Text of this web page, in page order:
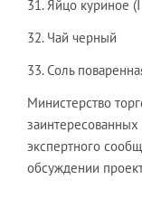
31. Яйцо куриное (I
32. Чай черный
33. Соль
Министерство
экспертного
обсуждении